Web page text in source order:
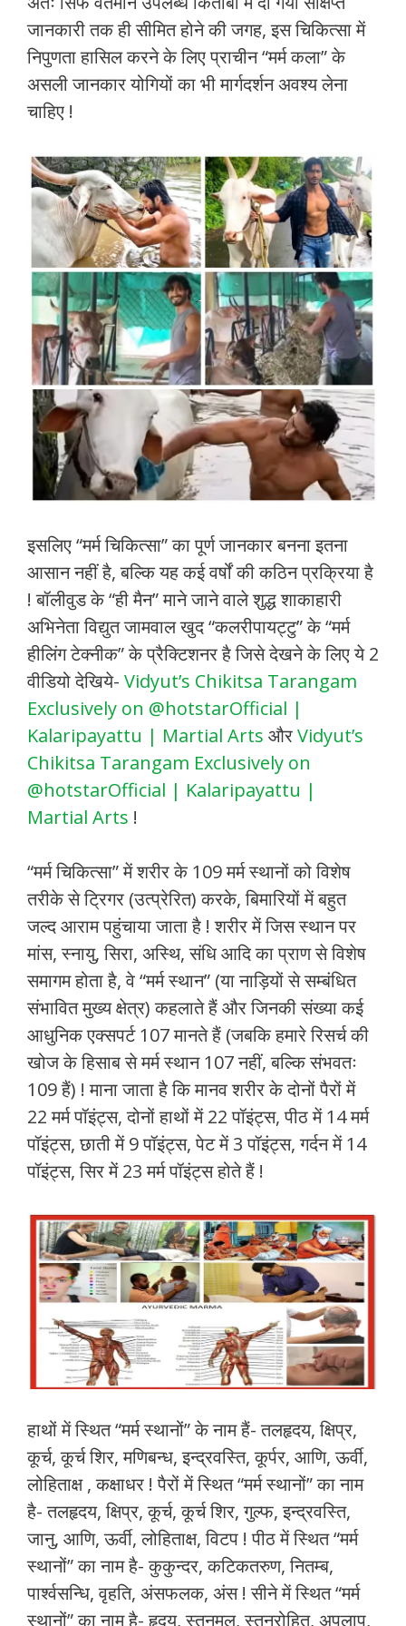
जानकारी तक ही सीमित होने की जगह, इस चिकित्सा में
निपुणता हासिल करने के लिए प्राचीन “मर्म कला” के
असली जानकार योगियों का भी मार्गदर्शन अवश्य लेना
चाहिए !
इसलिए “मर्म चिकित्सा” का पूर्ण जानकार बनना इतना
आसान नहीं है, बल्कि यह कई वर्षों की कठिन प्रक्रिया है
! बॉलीवुड के “ही मैन” माने जाने वाले शुद्ध शाकाहारी
अभिनेता विद्युत जामवाल खुद “कलरीपायट्टु” के “मर्म
हीलिंग टेक्नीक” के प्रैक्टिशनर है जिसे देखने के लिए ये 2
वीडियो देखिये- Vidyut’s Chikitsa Tarangam
Exclusively on @hotstarOfficial |
Kalaripayattu | Martial Arts औरVidyut’s
Chikitsa Tarangam Exclusively on
@hotstarOfficial | Kalaripayattu |
Martial Arts !
“मर्म चिकित्सा” में शरीर के 109 मर्म स्थानों को विशेष
तरीके से ट्रिगर (उत्प्रेरित) करके, बिमारियों में बहुत
जल्द आराम पहुंचाया जाता है ! शरीर में जिस स्थान पर
मांस, स्नायु, सिरा, अस्थि, संधि आदि का प्राण से विशेष
समागम होता है, वे “मर्म स्थान” (या नाड़ियों से सम्बंधित
संभावित मुख्य क्षेत्र) कहलाते हैं और जिनकी संख्या कई
आधुनिक एक्सपर्ट 107 मानते हैं (जबकि हमारे रिसर्च की
खोज के हिसाब से मर्म स्थान 107 नहीं, बल्कि संभवतः
109 हैं) ! माना जाता है कि मानव शरीर के दोनों पैरों में
22 मर्म पॉइंट्स, दोनों हाथों में 22 पॉइंट्स, पीठ में 14 मर्म
पॉइंट्स, छाती में 9 पॉइंट्स, पेट में 3 पॉइंट्स, गर्दन में 14
पॉइंट्स, सिर में 23 मर्म पॉइंट्स होते हैं !
हाथों में स्थित “मर्म स्थानों” के नाम हैं- तलहृदय, क्षिप्र,
कूर्च, कूर्च शिर, मणिबन्ध, इन्द्रवस्ति, कूर्पर, आणि, ऊर्वी,
लोहिताक्ष , कक्षाधर ! पैरों में स्थित “मर्म स्थानों” का नाम
है- तलहृदय, क्षिप्र, कूर्च, कूर्च शिर, गुल्फ, इन्द्रवस्ति,
जानु, आणि, ऊर्वी, लोहिताक्ष, विटप ! पीठ में स्थित “मर्म
स्थानों” का नाम है- कुकुन्दर, कटिकतरुण, नितम्ब,
पार्श्वसन्धि, वृहति, अंसफलक, अंस ! सीने में स्थित “मर्म
स्थानों” का नाम है- हृदय, स्तनमूल, स्तनरोहित, अपलाप,